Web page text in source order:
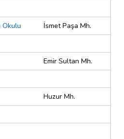
Okulu
İsmet Paşa Mh.
Emir Sultan Mh.
Huzur Mh.